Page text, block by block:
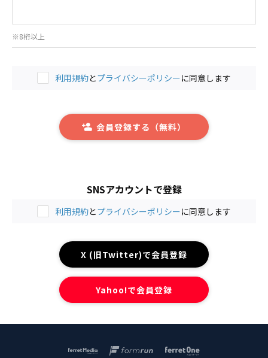
SNSアカウントで登録
利用規約とプライバシーポリシーに同意します
X (旧Twitter)で会員登録
Yahoo!で会員登録
※8桁以上
利用規約とプライバシーポリシーに同意します
会員登録する（無料）